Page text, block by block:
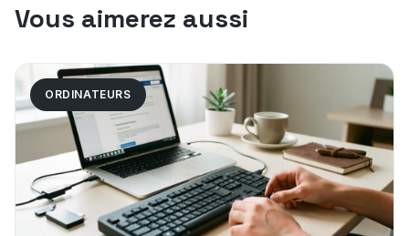
Vous aimerez aussi
ORDINATEURS